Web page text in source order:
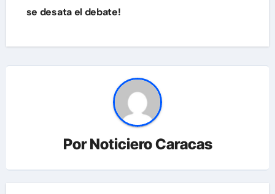
se desata el debate!
PorNoticiero Caracas